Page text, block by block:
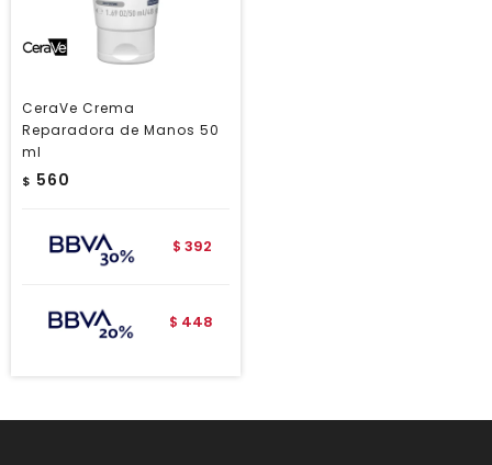
CeraVe Crema
Reparadora de Manos 50
ml
$ 560
$ 392
$ 448